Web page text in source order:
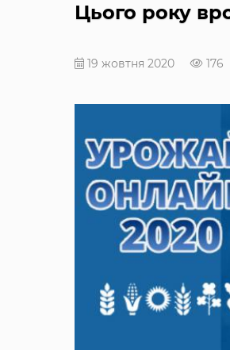
Цього року
19 жовтня 2020 176